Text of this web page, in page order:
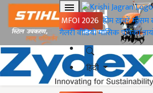
MFOI 2026 होमख़बरेंमौसम
गैलरीवीडियोमासिक पत्रिका
हिंदी